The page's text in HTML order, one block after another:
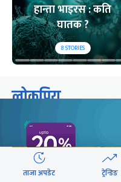
हान्ता भाइरस : कति
घातक ?
8STORIES
लोकप्रिय
२४ घण्टा यो साता
ताजा अपडेट ट्रेन्डिङ